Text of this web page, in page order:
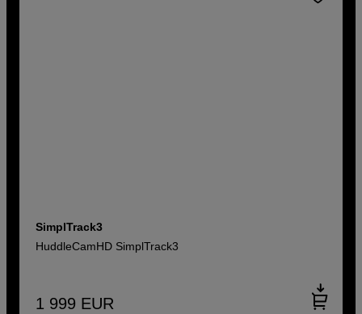
SimplTrack3
HuddleCamHD SimplTrack3
1 999 EUR